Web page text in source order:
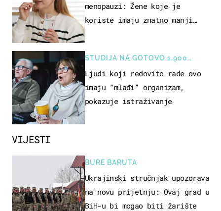
VIJESTI
BURE BARUTA
Ukrajinski stručnjak upozorava
na novu prijetnju: Ovaj grad u
BiH-u bi mogao biti žarište
menopauzi: Žene koje je
koriste imaju znatno manji
STUDIJA NA GOTOVO 1.900
OSOBA
Ljudi koji redovito rade ovo
imaju “mlađi” organizam,
pokazuje istraživanje